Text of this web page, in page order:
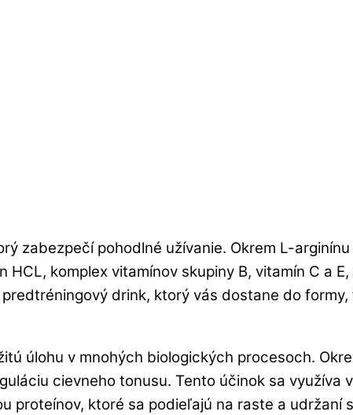
zabezpečí pohodlné užívanie. Okrem L-arginínu
komplex vitamínov skupiny B, vitamín C a
drink, ktorý vás dostane do
úlohu v mnohých biologických procesoch.
cievneho tonusu. Tento účinok sa využíva
proteínov, ktoré sa podieľajú na raste a udržaní